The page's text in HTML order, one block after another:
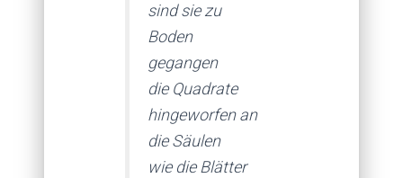
sind sie zu
Boden
gegangen
die Quadrate
hingeworfen an
die Säulen
wie die Blätter